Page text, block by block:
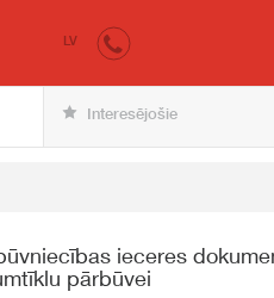
iepirkumi.lv
LV
Interesējošie
ieceres
pārbūvei